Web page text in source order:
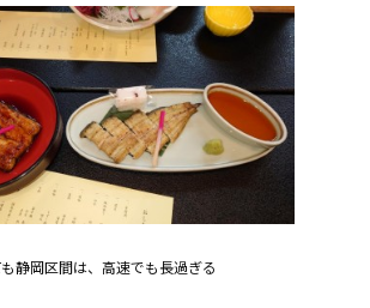
静岡区間は、高速でも長過ぎる